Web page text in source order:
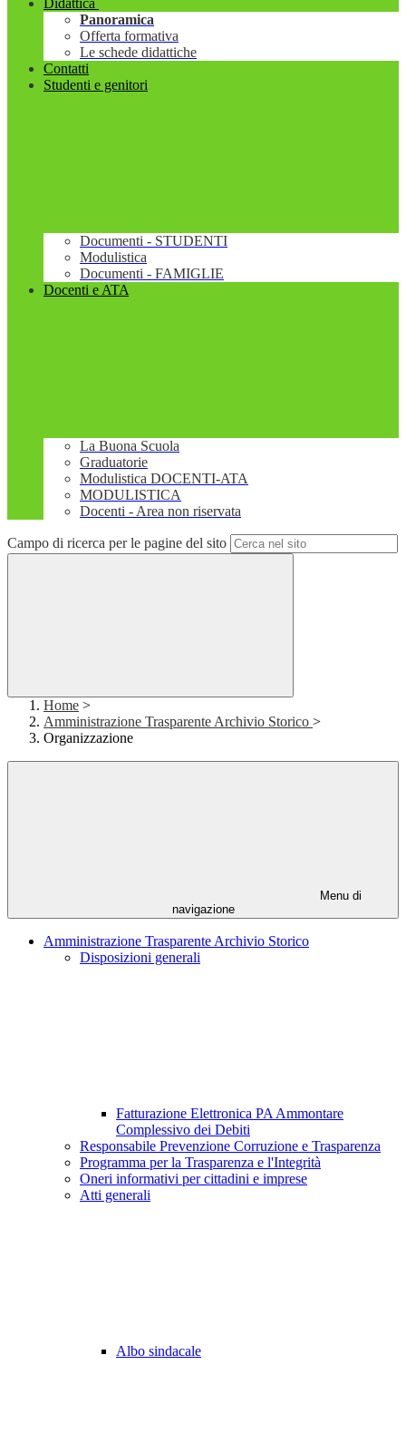
Didattica
Panoramica
Offerta formativa
Le schede didattiche
Contatti
Studenti e genitori
Documenti - STUDENTI
Modulistica
Documenti - FAMIGLIE
Docenti e ATA
La Buona Scuola
Graduatorie
Modulistica DOCENTI-ATA
MODULISTICA
Docenti - Area non riservata
Campo di ricerca per le pagine del sito
Home >
Amministrazione Trasparente Archivio Storico >
Organizzazione
Menu di
navigazione
Amministrazione Trasparente Archivio Storico
Disposizioni generali
Fatturazione Elettronica PA Ammontare
Complessivo dei Debiti
Responsabile Prevenzione Corruzione e Trasparenza
Programma per la Trasparenza e l'Integrità
Oneri informativi per cittadini e imprese
Atti generali
Albo sindacale